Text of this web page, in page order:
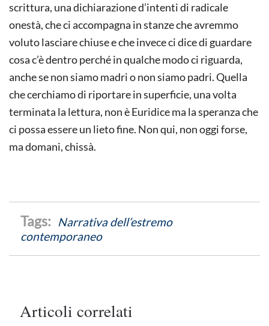
scrittura, una dichiarazione d’intenti di radicale
onestà, che ci accompagna in stanze che avremmo
voluto lasciare chiuse e che invece ci dice di guardare
cosa c’è dentro perché in qualche modo ci riguarda,
anche se non siamo madri o non siamo padri. Quella
che cerchiamo di riportare in superficie, una volta
terminata la lettura, non è Euridice ma la speranza che
ci possa essere un lieto fine. Non qui, non oggi forse,
ma domani, chissà.
Narrativa dell’estremo
contemporaneo
Articoli correlati